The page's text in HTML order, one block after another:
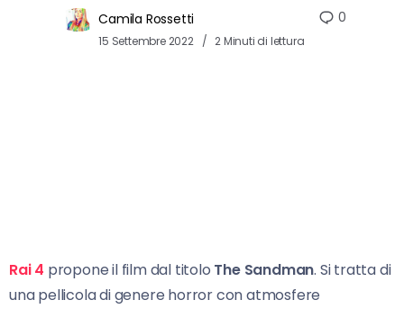
Camila Rossetti
15 Settembre 2022 2 Minuti di lettura
0
Rai 4 propone il film dal titolo The Sandman. Si tratta di
una pellicola di genere horror con atmosfere